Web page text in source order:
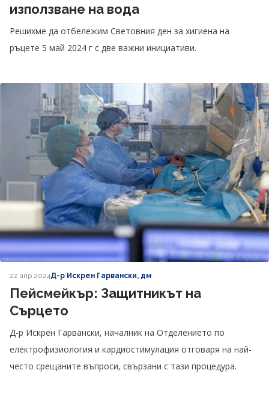
използване на вода
Решихме да отбележим Световния ден за хигиена на
ръцете 5 май 2024 г с две важни инициативи.
22 апр 2024Д-р Искрен Гарвански, дм
Пейсмейкър: Защитникът на
Сърцето
Д-р Искрен Гарвански, началник на Отделението по
електрофизиология и кардиостимулация отговаря на най-
често срещаните въпроси, свързани с тази процедура.